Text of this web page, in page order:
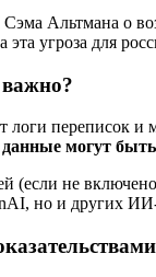
Альтмана о
эта угроза для
переписок и
данные могут
(если не
но и других